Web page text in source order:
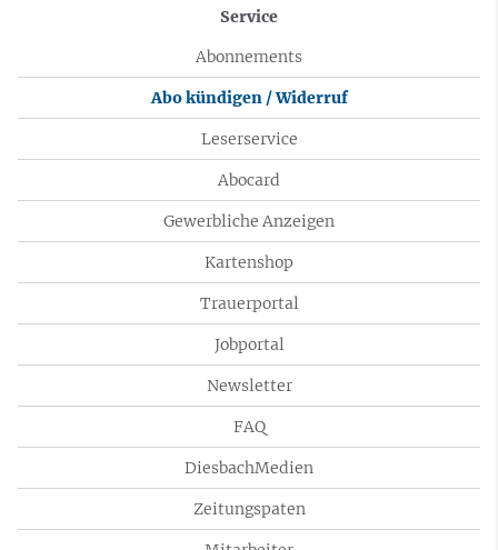
Service
Abonnements
Abo kündigen / Widerruf
Leserservice
Abocard
Gewerbliche Anzeigen
Kartenshop
Trauerportal
Jobportal
Newsletter
FAQ
DiesbachMedien
Zeitungspaten